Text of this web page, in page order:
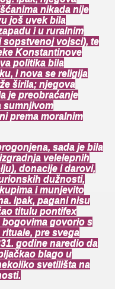
nikada nije
još uvek bila
i u ruralnim
sopstvenoj vojsci), te
Konstantinove
politika bila
i nova se religija
širila; njegova
je preobraćanje
sumnjivom
prema moralnim
sada je bila
velelepnih
donacije i darovi,
dužnosti,
i munjevito
Ipak, pagani nisu
titulu pontifex
bogovima govorio s
pre svega
godine naredio da
blago u
svetilišta na